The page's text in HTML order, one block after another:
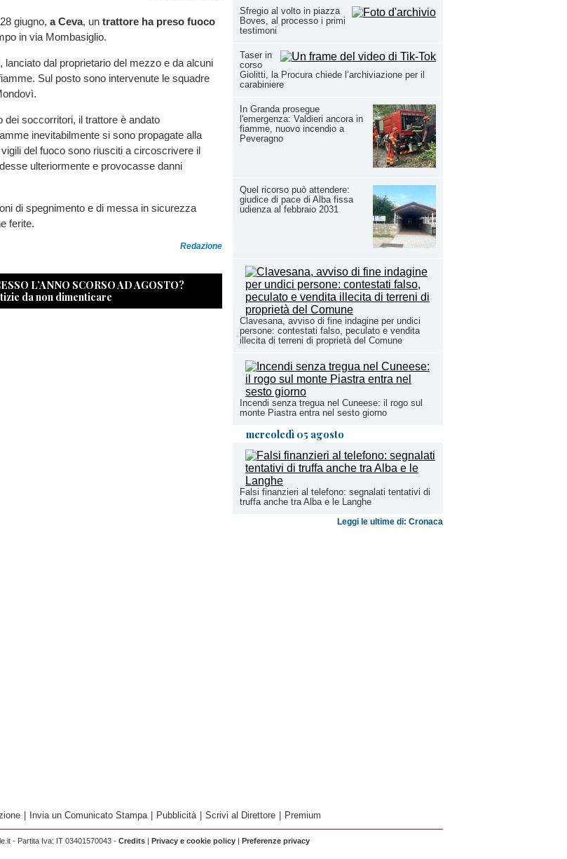
Sfregio al volto in piazza
Boves, al processo i primi
testimoni
Taser in
corso
Giolitti, la Procura chiede l’archiviazione per il
carabiniere
In Granda prosegue
l'emergenza: Valdieri ancora in
fiamme, nuovo incendio a
Peveragno
Quel ricorso può attendere:
giudice di pace di Alba fissa
udienza al febbraio 2031
Clavesana, avviso di fine indagine per undici
persone: contestati falso, peculato e vendita
illecita di terreni di proprietà del Comune
Incendi senza tregua nel Cuneese: il rogo sul
monte Piastra entra nel sesto giorno
mercoledì 05 agosto
Falsi finanzieri al telefono: segnalati tentativi di
truffa anche tra Alba e le Langhe
Leggi le ultime di: Cronaca
giugno, a Ceva, un trattore ha preso fuoco
in via Mombasiglio.
lanciato dal proprietario del mezzo e da alcuni
Sul posto sono intervenute le squadre
dei soccorritori, il trattore è andato
inevitabilmente si sono propagate alla
del fuoco sono riusciti a circoscrivere il
ulteriormente e provocasse danni
di spegnimento e di messa in sicurezza
ferite.
Redazione
L’ANNO SCORSO AD AGOSTO?
da non dimenticare
Invia un Comunicato Stampa Pubblicità Scrivi al Direttore Premium
- Partita Iva: IT 03401570043 - Credits | Privacy e cookie policy | Preferenze privacy